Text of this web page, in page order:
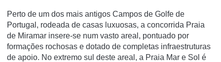
Perto de um dos mais antigos Campos de Golfe de
Portugal, rodeada de casas luxuosas, a concorrida Praia
de Miramar insere-se num vasto areal, pontuado por
formações rochosas e dotado de completas infraestruturas
de apoio. No extremo sul deste areal, a Praia Mar e Sol é